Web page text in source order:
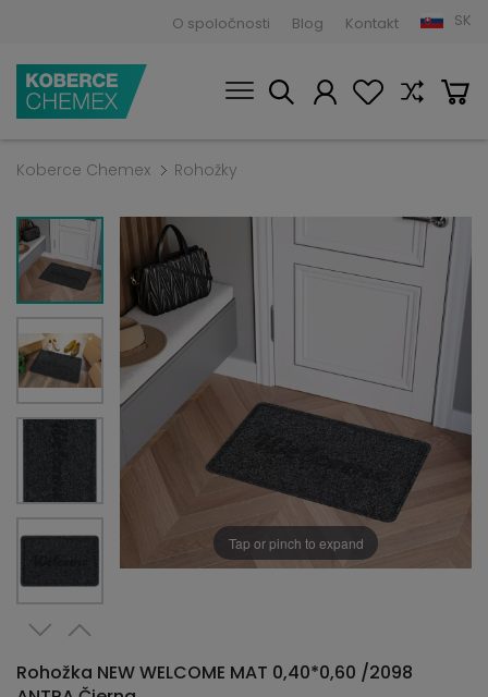
O spoločnosti Blog Kontakt SK
Koberce Chemex Rohožky
Tap or pinch to expand
Rohožka NEW WELCOME MAT 0,40*0,60 /2098